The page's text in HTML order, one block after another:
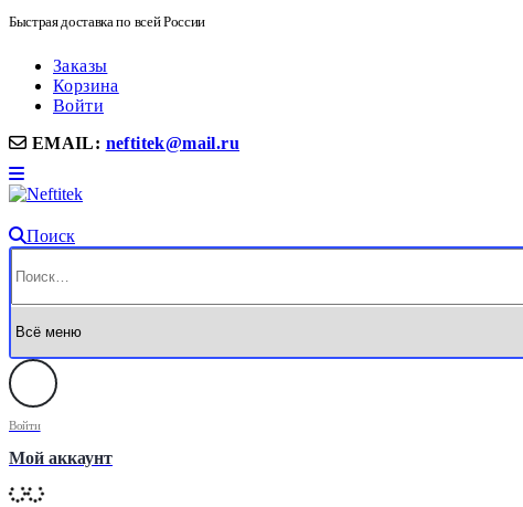
Быстрая доставка по всей России
Заказы
Корзина
Войти
EMAIL: neftitek@mail.ru
Поиск
Войти
Мой аккаунт